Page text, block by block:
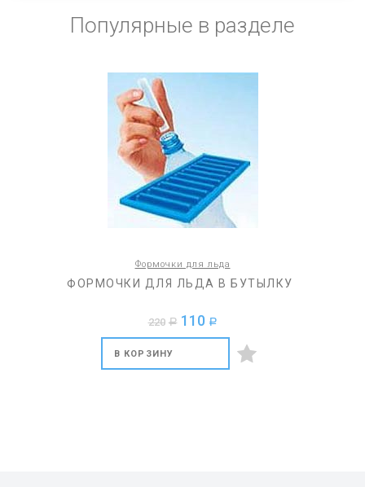
Популярные в разделе
Формочки для льда
ФОРМОЧКИ ДЛЯ ЛЬДА В БУТЫЛКУ
220 a 110 a
В КОРЗИНУ